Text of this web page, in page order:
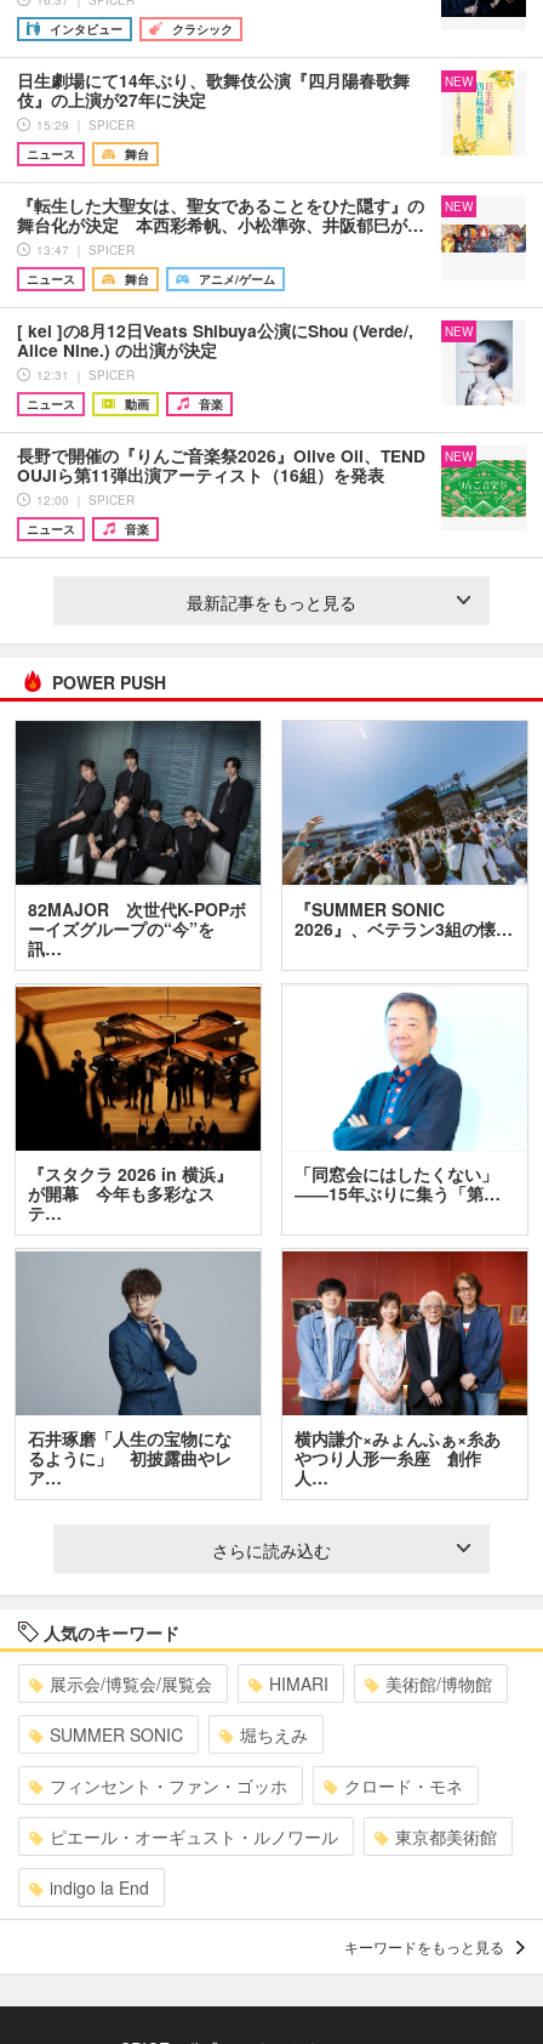
インタビュー
クラシック
日生劇場にて14年ぶり、歌舞伎公演『四月陽春歌舞
伎』の上演が27年に決定
15:29 ｜ SPICER
ニュース
舞台
NEW
『転生した大聖女は、聖女であることをひた隠す』の
舞台化が決定 本西彩希帆、小松準弥、井阪郁巳が…
13:47 ｜ SPICER
ニュース
舞台 アニメ/ゲーム
NEW
[ kei ]の8月12日Veats Shibuya公演にShou (Verde/,
Alice Nine.) の出演が決定
12:31 ｜ SPICER
ニュース
動画 音楽
NEW
長野で開催の『りんご音楽祭2026』Olive Oil、TEND
OUJIら第11弾出演アーティスト（16組）を発表
12:00 ｜ SPICER
ニュース
音楽
NEW
最新記事をもっと見る
POWER PUSH
82MAJOR 次世代K-POPボ
ーイズグループの“今”を
訊…
『SUMMER SONIC
2026』、ベテラン3組の懐…
『スタクラ 2026 in 横浜』
が開幕 今年も多彩なス
テ…
「同窓会にはしたくない」
――15年ぶりに集う「第…
石井琢磨「人生の宝物にな
るように」 初披露曲やレ
ア…
横内謙介×みょんふぁ×糸あ
やつり人形一糸座 創作
人…
さらに読み込む
人気のキーワード
展示会/博覧会/展覧会 HIMARI 美術館/博物館
SUMMER SONIC 堀ちえみ
フィンセント・ファン・ゴッホ クロード・モネ
ピエール・オーギュスト・ルノワール 東京都美術館
indigo la End
キーワードをもっと見る